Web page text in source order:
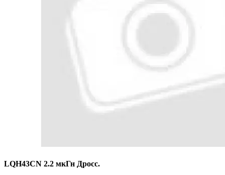
LQH43CN 2.2 мкГн Дросс.